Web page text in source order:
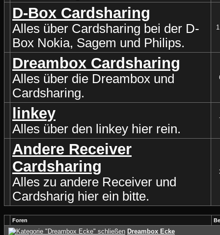
D-Box Cardsharing
Alles über Cardsharing bei der D-
Box Nokia, Sagem und Philips.
Dreambox Cardsharing
Alles über die Dreambox und
Cardsharing.
linkey
Alles über den linkey hier rein.
Andere Receiver
Cardsharing
Alles zu andere Receiver und
Cardsharig hier ein bitte.
Foren
Dreambox Ecke